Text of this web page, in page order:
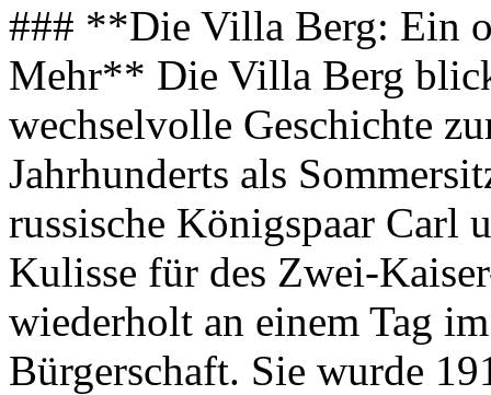
### **Die Villa Berg: Ein
Mehr** Die Villa Berg
wechselvolle Geschichte
Jahrhunderts als
russische Königspaar Carl
Kulisse für des Zwei-
wiederholt an einem Tag
Bürgerschaft. Sie wurde